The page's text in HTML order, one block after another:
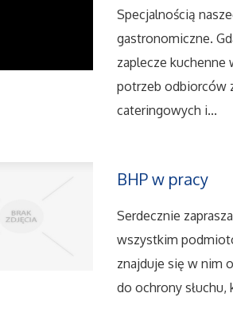
Specjalnością
gastronomiczne.
zaplecze
potrzeb odbiorców
cateringowych i...
BHP w pracy
Serdecznie
wszystkim
znajduje się w nim
do ochrony